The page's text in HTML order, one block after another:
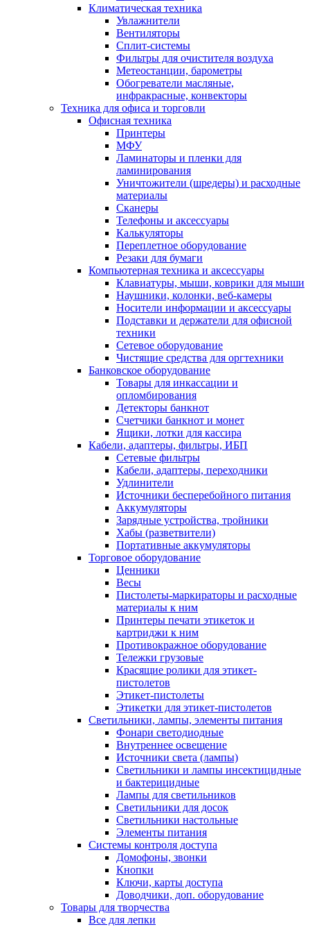
Климатическая техника
Увлажнители
Вентиляторы
Сплит-системы
Фильтры для очистителя воздуха
Метеостанции, барометры
Обогреватели масляные,
инфракрасные, конвекторы
Техника для офиса и торговли
Офисная техника
Принтеры
МФУ
Ламинаторы и пленки для
ламинирования
Уничтожители (шредеры) и расходные
материалы
Сканеры
Телефоны и аксессуары
Калькуляторы
Переплетное оборудование
Резаки для бумаги
Компьютерная техника и аксессуары
Клавиатуры, мыши, коврики для мыши
Наушники, колонки, веб-камеры
Носители информации и аксессуары
Подставки и держатели для офисной
техники
Сетевое оборудование
Чистящие средства для оргтехники
Банковское оборудование
Товары для инкассации и
опломбирования
Детекторы банкнот
Счетчики банкнот и монет
Ящики, лотки для кассира
Кабели, адаптеры, фильтры, ИБП
Сетевые фильтры
Кабели, адаптеры, переходники
Удлинители
Источники бесперебойного питания
Аккумуляторы
Зарядные устройства, тройники
Хабы (разветвители)
Портативные аккумуляторы
Торговое оборудование
Ценники
Весы
Пистолеты-маркираторы и расходные
материалы к ним
Принтеры печати этикеток и
картриджи к ним
Противокражное оборудование
Тележки грузовые
Красящие ролики для этикет-
пистолетов
Этикет-пистолеты
Этикетки для этикет-пистолетов
Светильники, лампы, элементы питания
Фонари светодиодные
Внутреннее освещение
Источники света (лампы)
Светильники и лампы инсектицидные
и бактерицидные
Лампы для светильников
Светильники для досок
Светильники настольные
Элементы питания
Системы контроля доступа
Домофоны, звонки
Кнопки
Ключи, карты доступа
Доводчики, доп. оборудование
Товары для творчества
Все для лепки